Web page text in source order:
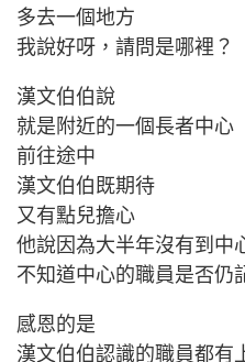
多去一個地方
我說好呀，請問是哪裡？
漢文伯伯說
就是附近的一個長者中心
前往途中
漢文伯伯既期待
又有點兒擔心
他說因為大半年沒有到中
不知道中心的職員是否仍
感恩的是
漢文伯伯認識的職員都有